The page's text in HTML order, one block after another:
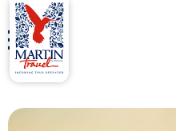
Próximamente